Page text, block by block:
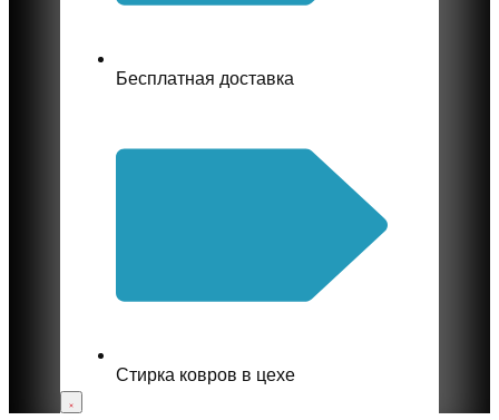
Бесплатная доставка
Стирка ковров в цехе